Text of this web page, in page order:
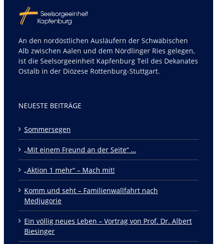
An den nordöstlichen Ausläufern der Schwäbischen
Alb zwischen Aalen und dem Nördlinger Ries gelegen,
ist die Seelsorgeeinheit Kapfenburg Teil des Dekanates
Ostalb in der Diözese Rottenburg-Stuttgart.
NEUESTE BEITRÄGE
Sommersegen
„Mit einem Freund an der Seite“ …
„Aktion 1 mehr“ – Mach mit!
Komm und seht – Familienwallfahrt nach
Medjugorie
Ein völlig neues Leben – Vortrag von Prof. Dr. Albert
Biesinger